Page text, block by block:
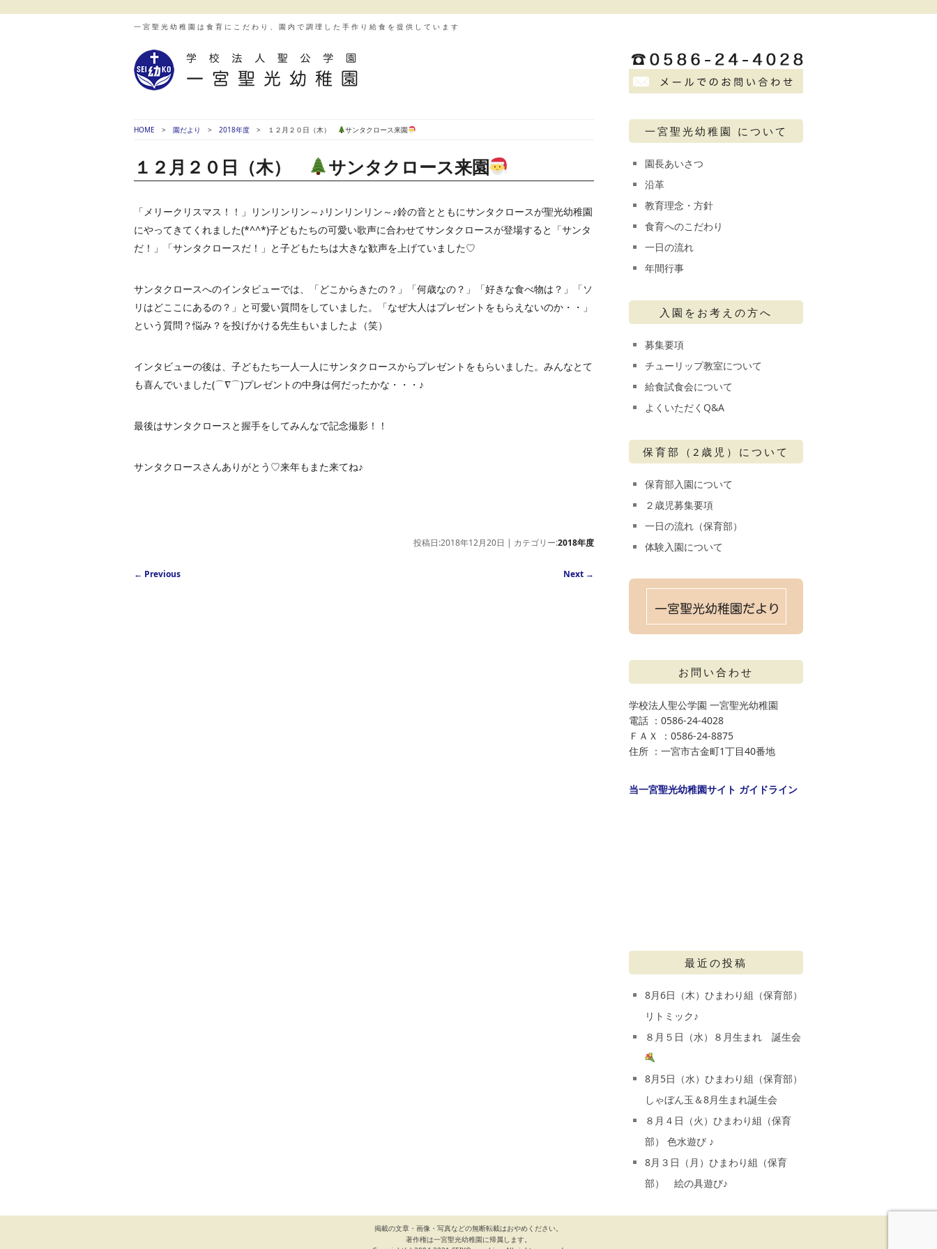
一宮聖光幼稚園は食育にこだわり、園内で調理した手作り給食を提供しています
HOME 園だより 2018年度 １２月２０日（木） サンタクロース来園
１２月２０日（木） サンタクロース来園
「メリークリスマス！！」リンリンリン～♪リンリンリン～♪鈴の音とともにサンタクロースが聖光幼稚園
にやってきてくれました(*^^*)子どもたちの可愛い歌声に合わせてサンタクロースが登場すると「サンタ
だ！」「サンタクロースだ！」と子どもたちは大きな歓声を上げていました♡
サンタクロースへのインタビューでは、「どこからきたの？」「何歳なの？」「好きな食べ物は？」「ソ
リはどここにあるの？」と可愛い質問をしていました。「なぜ大人はプレゼントをもらえないのか・・」
という質問？悩み？を投げかける先生もいましたよ（笑）
インタビューの後は、子どもたち一人一人にサンタクロースからプレゼントをもらいました。みんなとて
も喜んでいました(⌒∇⌒)プレゼントの中身は何だったかな・・・♪
最後はサンタクロースと握手をしてみんなで記念撮影！！
サンタクロースさんありがとう♡来年もまた来てね♪
投稿日:2018年12月20日 | カテゴリー:2018年度
Post navigation
← Previous Next →
一宮聖光幼稚園 について
園長あいさつ
沿革
教育理念・方針
食育へのこだわり
一日の流れ
年間行事
入園をお考えの方へ
募集要項
チューリップ教室について
給食試食会について
よくいただくQ&A
保育部（2歳児）について
保育部入園について
２歳児募集要項
一日の流れ（保育部）
体験入園について
お問い合わせ
学校法人聖公学園 一宮聖光幼稚園
電話 ：0586-24-4028
ＦＡＸ ：0586-24-8875
住所 ：一宮市古金町1丁目40番地
当一宮聖光幼稚園サイト ガイドライン
最近の投稿
8月6日（木）ひまわり組（保育部）
リトミック♪
８月５日（水）８月生まれ 誕生会
8月5日（水）ひまわり組（保育部）
しゃぼん玉＆8月生まれ誕生会
８月４日（火）ひまわり組（保育
部） 色水遊び ♪
8月３日（月）ひまわり組（保育
部） 絵の具遊び♪
掲載の文章・画像・写真などの無断転載はおやめください。
著作権は一宮聖光幼稚園に帰属します。